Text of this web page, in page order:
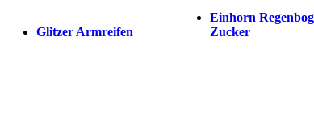
Glitzer Armreifen
Einhorn
Zucker